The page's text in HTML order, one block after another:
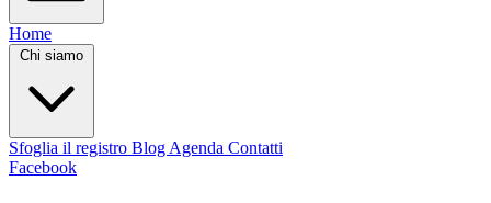
Home
Chi siamo
Sfoglia il registro Blog Agenda Contatti
Facebook